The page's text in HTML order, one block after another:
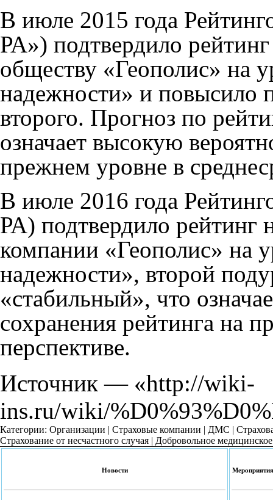
В июле 2015 года
РА») подтвердило
обществу «Геополис» на
надежности» и повысило
второго. Прогноз по
означает высокую
прежнем уровне в
В июле 2016 года
РА) подтвердило рейтинг
компании «Геополис» на
надежности», второй
«стабильный», что
сохранения рейтинга на
перспективе.
Источник — «http://wiki-
ins.ru/wiki/
Категории: Организации | Страховые компании | ДМС |
Страхование от несчастного случая | Добровольное
Новости Мероприятия